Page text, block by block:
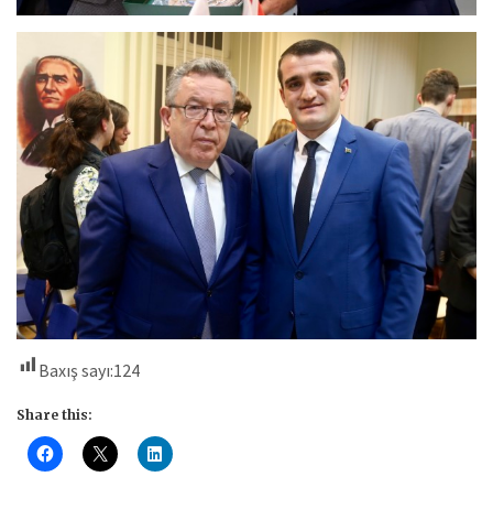
Baxış sayı:124
Share this: